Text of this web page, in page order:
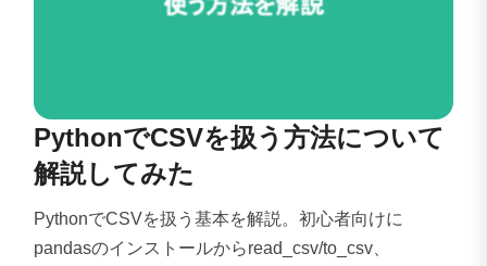
PythonでCSVを扱う方法について
解説してみた
PythonでCSVを扱う基本を解説。初心者向けに
pandasのインストールからread_csv/to_csv、